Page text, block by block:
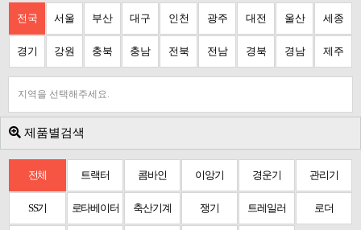
전국 서울 부산 대구 인천 광주 대전 울산 세종
경기 강원 충북 충남 전북 전남 경북 경남 제주
지역을 선택해주세요.
제품별검색
전체 트랙터 콤바인 이앙기 경운기 관리기
SS기 로타베이터 축산기계 쟁기 트레일러 로더